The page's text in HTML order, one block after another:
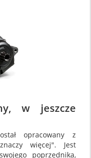
w jeszcze
opracowany z
więcej". Jest
poprzednika,